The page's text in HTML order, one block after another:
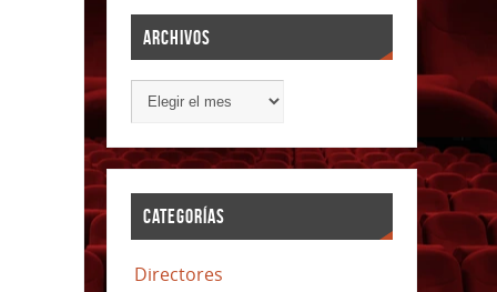
ARCHIVOS
CATEGORÍAS
Directores